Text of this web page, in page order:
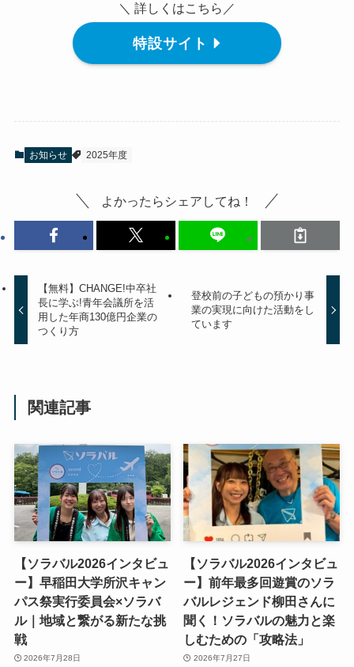
＼ 詳しくはこちら／
特設サイト
お知らせ 2025年度
よかったらシェアしてね！
【無料】CHANGE!中卒社
長に学ぶ!青年会議所を活
用した年商130億円企業の
つくり方
登校前の子どもの預かり事
業の実現に向けた活動をし
ています
関連記事
【ソラバル2026インタビュ
ー】早稲田大学所沢キャン
パス祭実行委員会×ソラバ
ル｜地域と繋がる新たな挑
戦
2026年7月28日
【ソラバル2026インタビュ
ー】前年最多回遊賞のソラ
バルレジェンド柳田さんに
聞く！ソラバルの魅力と楽
しむための「攻略法」
2026年7月27日